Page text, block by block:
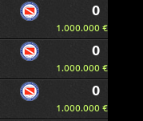
0
1.000.000 €
0
1.000.000 €
0
1.000.000 €